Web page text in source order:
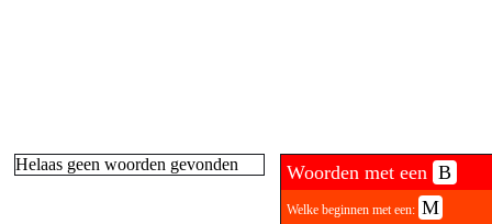
Helaas geen woorden gevonden Woorden met een B
Welke beginnen met een: M